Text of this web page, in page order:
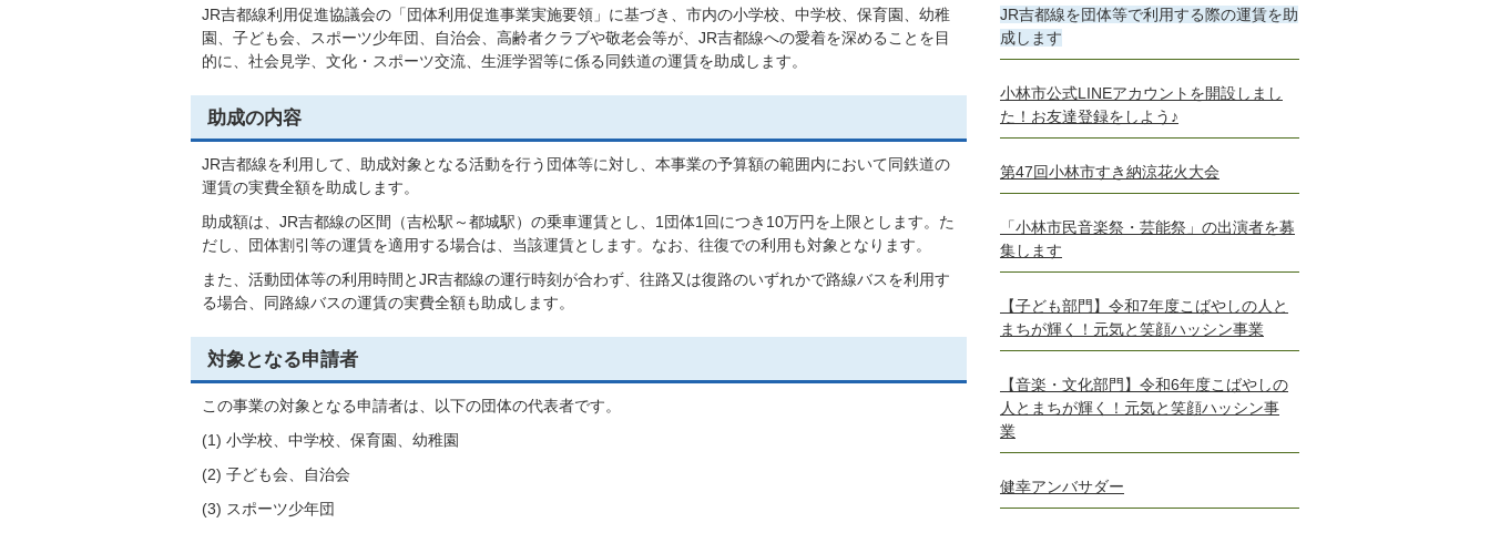
JR吉都線利用促進協議会の「団体利用促進事業実施要領」に基づき、市内の小学校、中学校、保育園、幼稚
園、子ども会、スポーツ少年団、自治会、高齢者クラブや敬老会等が、JR吉都線への愛着を深めることを目
的に、社会見学、文化・スポーツ交流、生涯学習等に係る同鉄道の運賃を助成します。
助成の内容
JR吉都線を利用して、助成対象となる活動を行う団体等に対し、本事業の予算額の範囲内において同鉄道の
運賃の実費全額を助成します。
助成額は、JR吉都線の区間（吉松駅～都城駅）の乗車運賃とし、1団体1回につき10万円を上限とします。た
だし、団体割引等の運賃を適用する場合は、当該運賃とします。なお、往復での利用も対象となります。
また、活動団体等の利用時間とJR吉都線の運行時刻が合わず、往路又は復路のいずれかで路線バスを利用す
る場合、同路線バスの運賃の実費全額も助成します。
対象となる申請者
この事業の対象となる申請者は、以下の団体の代表者です。
(1) 小学校、中学校、保育園、幼稚園
(2) 子ども会、自治会
(3) スポーツ少年団
JR吉都線を団体等で利用する際の運賃を助
成します
小林市公式LINEアカウントを開設しまし
た！お友達登録をしよう♪
第47回小林市すき納涼花火大会
「小林市民音楽祭・芸能祭」の出演者を募
集します
【子ども部門】令和7年度こばやしの人と
まちが輝く！元気と笑顔ハッシン事業
【音楽・文化部門】令和6年度こばやしの
人とまちが輝く！元気と笑顔ハッシン事
業
健幸アンバサダー